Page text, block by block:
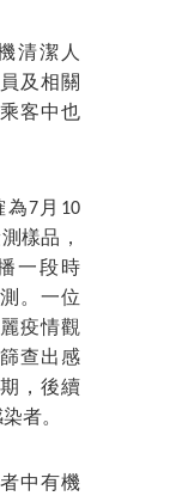
清潔人
及相關
客中也
7月10
樣品，
一段時
。一位
疫情觀
查出感
，後續
者。
中有機